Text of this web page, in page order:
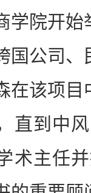
学院开
国公司
在该项
直到中
术主任